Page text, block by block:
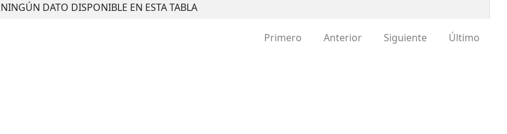
NINGÚN DATO DISPONIBLE EN ESTA TABLA
Primero Anterior Siguiente Último